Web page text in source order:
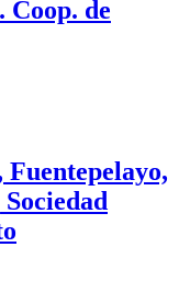
Coop. de